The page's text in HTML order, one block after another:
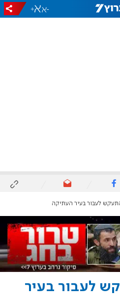
-
+
לעבור בעיר העתיקה
לעבור בעיר